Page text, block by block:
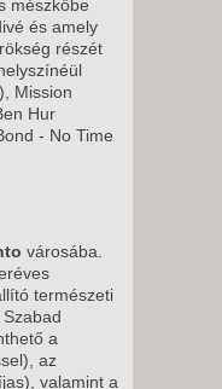
mészkőbe
és amely
részét
Mission
Hur
- No Time
városába.
természeti
a
az
valamint a